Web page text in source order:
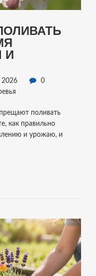
И
0
поливать
как правильно
и урожаю, и